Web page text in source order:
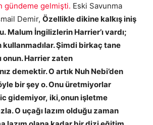
gündeme gelmişti. Eski Savunma
Demir, Özellikle dikine kalkış iniş
Malum İngilizlerin Harrier’ı vardı;
kullanmadılar. Şimdi birkaç tane
onun. Harrier zaten
demektir. O artık Nuh Nebi’den
bir şey o. Onu üretmiyorlar
gidemiyor, iki,onun işletme
O uçağı lazım olduğu zaman